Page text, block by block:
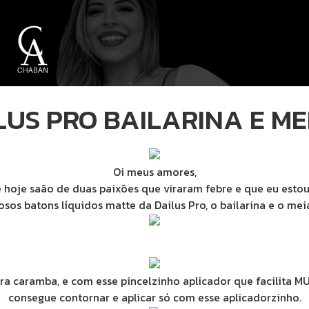
PRO BAILARINA E
Oi meus amores,
hoje saão de duas paixões que viraram febre e que eu
batons líquidos matte da Dailus Pro, o bailarina e o
caramba, e com esse pincelzinho aplicador que facilita
consegue contornar e aplicar só com esse aplicadorzinho.